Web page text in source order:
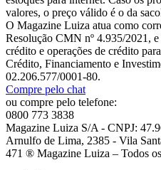
valores, o preço válido é o da
O Magazine Luiza atua como
Resolução CMN nº 4.935/2021,
crédito e operações de crédito
Crédito, Financiamento e
02.206.577/0001-80.
Compre pelo chat
ou compre pelo telefone:
0800 773 3838
Magazine Luiza S/A - CNPJ:
Arnulfo de Lima, 2385 - Vila
471 ® Magazine Luiza – Todos